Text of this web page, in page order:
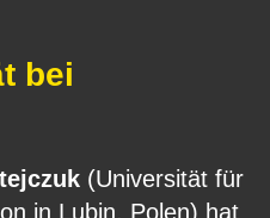
bei
(Universität für
in Lubin, Polen) hat